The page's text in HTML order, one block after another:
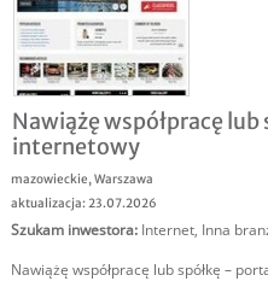
Nawiążę współpracę
internetowy
mazowieckie,Warszawa
aktualizacja: 23.07.2026
Szukam inwestora: Internet, Inna
Nawiążę współpracę lub spółkę –